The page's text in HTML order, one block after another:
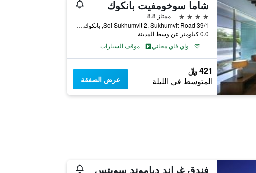
شاما سوخومفيت بانكوك
4 نجوم
ممتاز 8.8
39/1 Soi Sukhumvit 2, Sukhumvit Road, بانكوك, تايلاند
0.0 كيلومتر عن وسط المدينة
واي فاي مجاني
موقف السيارات
421 ﷼
المتوسط في الليلة عرض الصفقة
فندق غراند دياموند سويتس